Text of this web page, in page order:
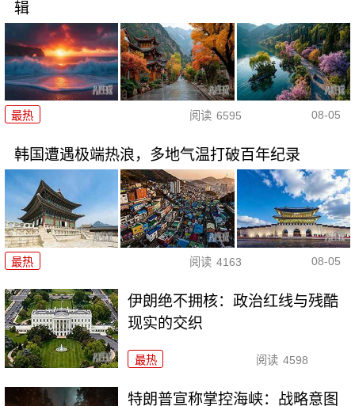
辑
最热 阅读 6595 08-05
韩国遭遇极端热浪，多地气温打破百年纪录
最热 阅读 4163 08-05
伊朗绝不拥核：政治红线与残酷
现实的交织
最热 阅读 4598
特朗普宣称掌控海峡：战略意图